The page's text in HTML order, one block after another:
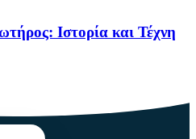
Ιστορία και Τέχνη